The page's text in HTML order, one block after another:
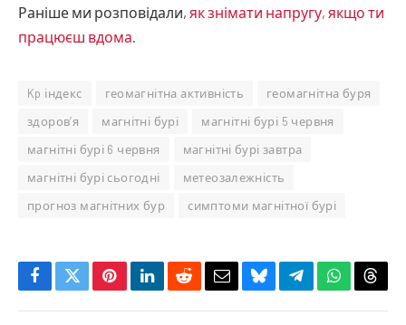
Раніше ми розповідали, як знімати напругу, якщо ти
працюєш вдома.
Kp індекс геомагнітна активність
геомагнітна буря
здоров’я
магнітні бурі
магнітні бурі 5 червня
магнітні бурі 6 червня
магнітні бурі завтра
магнітні бурі сьогодні
метеозалежність
прогноз магнітних бур
симптоми магнітної бурі
Facebook
TwitterPinterestLinkedInRedditEmailBlueskyTelegramWhatsApp